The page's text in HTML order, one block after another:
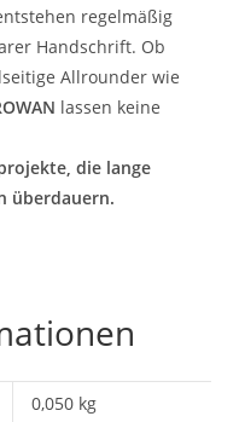
regelmäßig
Handschrift. Ob
Allrounder wie
lassen keine
die lange
überdauern.
0,050 kg